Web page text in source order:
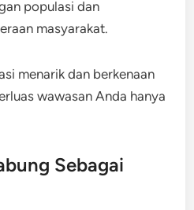
populasi dan
masyarakat.
menarik dan berkenaan
wawasan Anda hanya
Sebagai